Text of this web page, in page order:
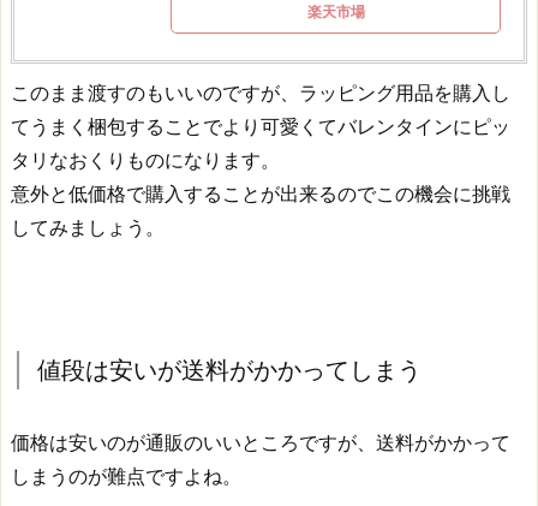
楽天市場
このまま渡すのもいいのですが、ラッピング用品を購入し
てうまく梱包することでより可愛くてバレンタインにピッ
タリなおくりものになります。
意外と低価格で購入することが出来るのでこの機会に挑戦
してみましょう。
値段は安いが送料がかかってしまう
価格は安いのが通販のいいところですが、送料がかかって
しまうのが難点ですよね。